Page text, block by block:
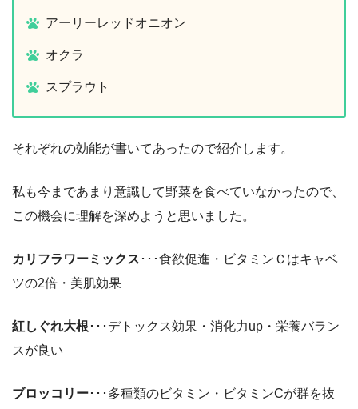
アーリーレッドオニオン
オクラ
スプラウト
それぞれの効能が書いてあったので紹介します。
私も今まであまり意識して野菜を食べていなかったので、
この機会に理解を深めようと思いました。
カリフラワーミックス ･･･食欲促進・ビタミンＣはキャベ
ツの2倍・美肌効果
紅しぐれ大根･･･デトックス効果・消化力up・栄養バラン
スが良い
ブロッコリー･･･多種類のビタミン・ビタミンCが群を抜